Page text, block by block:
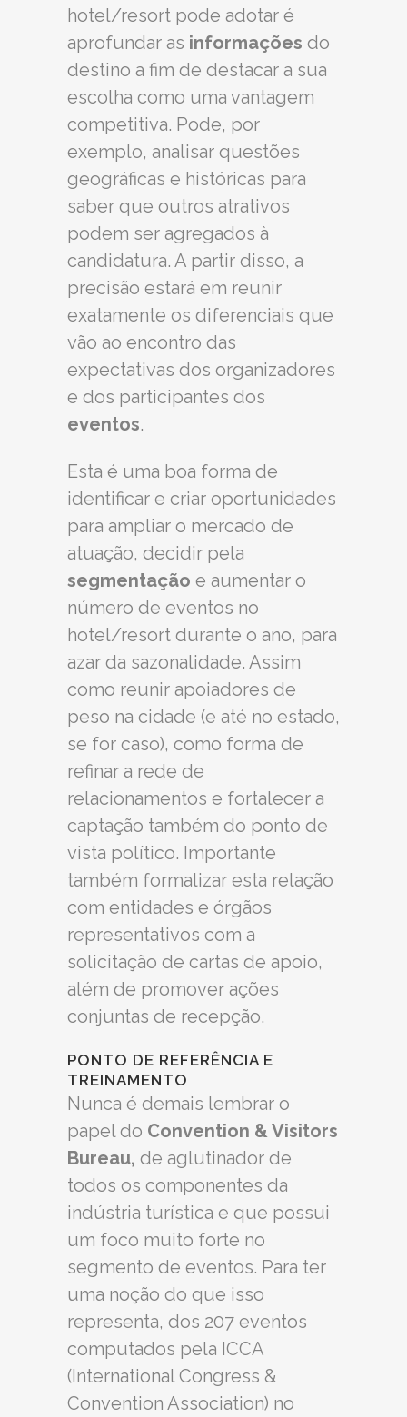
hotel/resort pode adotar é
aprofundar as informações do
destino a fim de destacar a sua
escolha como uma vantagem
competitiva. Pode, por
exemplo, analisar questões
geográficas e históricas para
saber que outros atrativos
podem ser agregados à
candidatura. A partir disso, a
precisão estará em reunir
exatamente os diferenciais que
vão ao encontro das
expectativas dos organizadores
e dos participantes dos
eventos.
Esta é uma boa forma de
identificar e criar oportunidades
para ampliar o mercado de
atuação, decidir pela
segmentação e aumentar o
número de eventos no
hotel/resort durante o ano, para
azar da sazonalidade. Assim
como reunir apoiadores de
peso na cidade (e até no estado,
se for caso), como forma de
refinar a rede de
relacionamentos e fortalecer a
captação também do ponto de
vista político. Importante
também formalizar esta relação
com entidades e órgãos
representativos com a
solicitação de cartas de apoio,
além de promover ações
conjuntas de recepção.
PONTO DE REFERÊNCIA E
TREINAMENTO
Nunca é demais lembrar o
papel do Convention & Visitors
Bureau, de aglutinador de
todos os componentes da
indústria turística e que possui
um foco muito forte no
segmento de eventos. Para ter
uma noção do que isso
representa, dos 207 eventos
computados pela ICCA
(International Congress &
Convention Association) no